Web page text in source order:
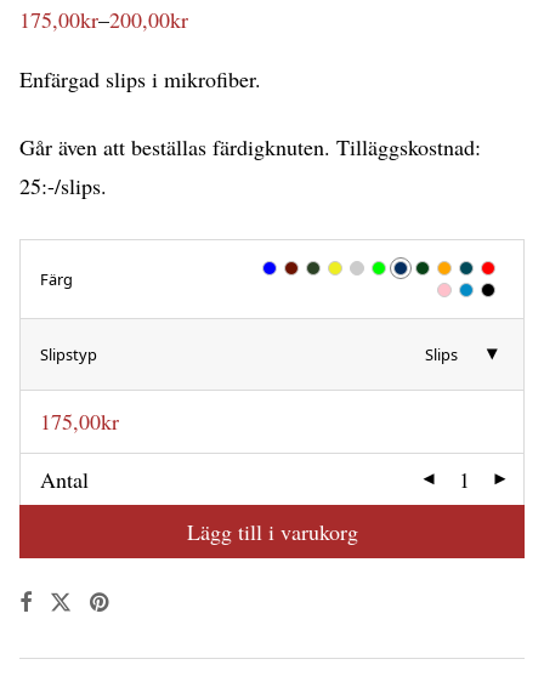
175,00kr–200,00kr
Prisintervall:
till
200,00kr
Enfärgad slips i mikrofiber.
Går även att beställas färdigknuten. Tilläggskostnad:
25:-/slips.
Färg
Slipstyp Slips
175,00kr
Antal
Lägg till i varukorg